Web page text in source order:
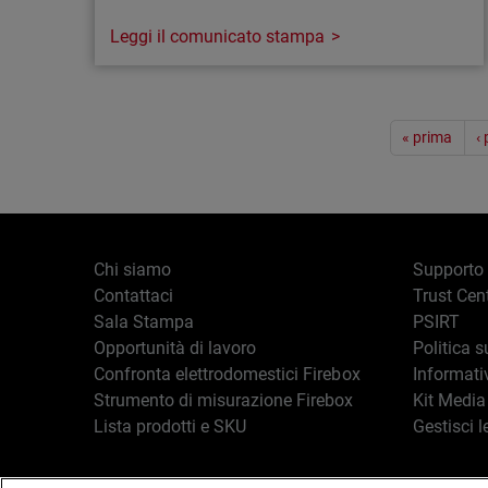
WatchGuard e Halo annunciano una
Milano, 14 aprile 2026 - WatchGuard
cybersecurity unificata per i Managed Service
Provider (MSP), ha annunciato oggi una
partnership strategica con Halo per aiutare gli
MSP a erogare e gestire servizi di sicurezza
con minore complessità operativa e tempi di…
Leggi il comunicato stampa
« prima ‹
Chi siamo
Contattaci
Sala Stampa
Opportunità di lavoro
Confronta elettrodomestici Firebox
Strumento di misurazione Firebox
Lista prodotti e SKU
Supporto
Trust
PSIRT
Politica
Kit
Gestisci